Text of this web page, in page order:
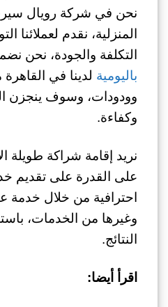
نحن في شركة رويال
المنزلية، نقدم لعملائنا
التكلفة والجودة، نحن
باليومية لدينا في
وودودات، وسوف ينجزن
وكفاءة.
نريد إقامة شراكة طويلة
على القدرة على تقديم
احترافية من خلال خدمة
وغيرها من الخدمات،
النتائج.
اقرأ أيضا: